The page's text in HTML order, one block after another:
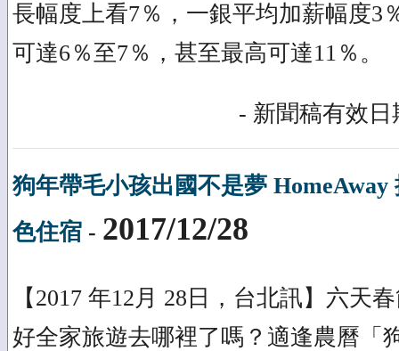
長幅度上看7％，一銀平均加薪幅度3
可達6％至7％，甚至最高可達11％。
- 新聞稿有效日
狗年帶毛小孩出國不是夢
色住宿 - 2017/12/28
【2017 年12月 28日，台北訊】六天
好全家旅遊去哪裡了嗎？適逢農曆「